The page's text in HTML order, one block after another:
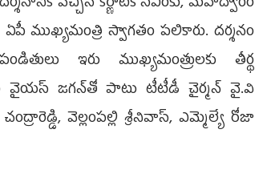
ఏపీ ముఖ్యమంత్రి‌ స్వాగతం పలికారు. దర్శనం
ఇరు ముఖ్యమంత్రులకు తీర్థ
వైయ‌స్ జగన్‌తో పాటు టీటీడీ చైర్మన్ వై.వి
వెల్లంపల్లి శ్రీనివాస్, ఎమ్మెల్యే రోజా